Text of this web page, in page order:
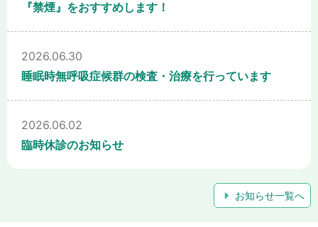
『禁煙』をおすすめします！
2026.06.30
睡眠時無呼吸症候群の検査・治療を行っています
2026.06.02
臨時休診のお知らせ
お知らせ一覧へ